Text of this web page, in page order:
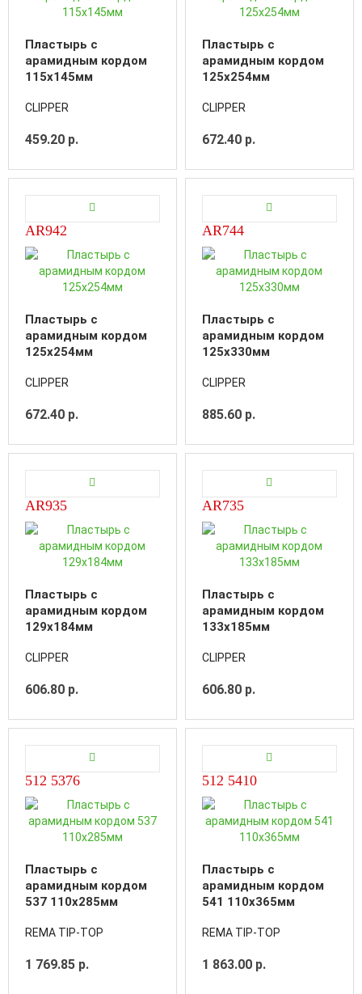
Пластырь с
арамидным кордом
115x145мм
CLIPPER
459.20 р.
Пластырь с
арамидным кордом
125x254мм
CLIPPER
672.40 р.
AR942
Пластырь с
арамидным кордом
125x254мм
CLIPPER
672.40 р.
AR744
Пластырь с
арамидным кордом
125x330мм
CLIPPER
885.60 р.
AR935
Пластырь с
арамидным кордом
129x184мм
CLIPPER
606.80 р.
AR735
Пластырь с
арамидным кордом
133x185мм
CLIPPER
606.80 р.
512 5376
Пластырь с
арамидным кордом
537 110x285мм
REMA TIP-TOP
1 769.85 р.
512 5410
Пластырь с
арамидным кордом
541 110x365мм
REMA TIP-TOP
1 863.00 р.